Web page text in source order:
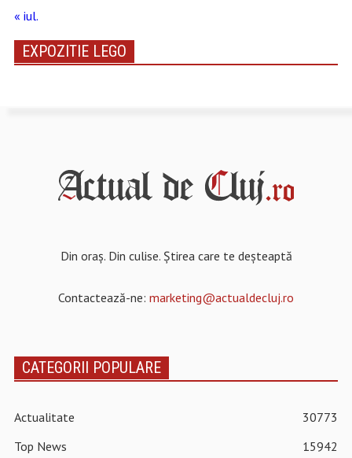
« iul.
EXPOZITIE LEGO
Din oraș. Din culise. Știrea care te deșteaptă
Contactează-ne: marketing@actualdecluj.ro
CATEGORII POPULARE
Actualitate
30773
Top News
15942